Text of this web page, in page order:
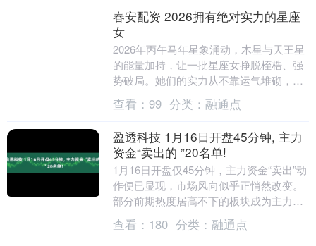
春安配资 2026拥有绝对实力的星座
女
2026年丙午马年星象涌动，木星与天王星
的能量加持，让一批星座女挣脱桎梏、强
势破局。她们的实力从不靠运气堆砌，而
是特质与时机的双向成就，在各自领域站
稳绝对主场。....
查看： 99 分类： 融通点
盈透科技 1月16日开盘45分钟, 主力
资金“卖出的 ”20名单!
1月16日开盘仅45分钟，主力资金“卖出”动
作便已显现，市场风向似乎正悄然改变。
部分前期热度居高不下的板块成为主力资
金抛售的主要对象。这些板块前期涨幅可
观，积....
查看： 180 分类： 融通点